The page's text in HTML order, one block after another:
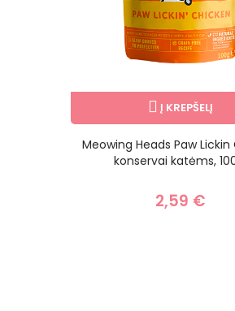
Į KREPŠELĮ
Meowing Heads Paw
konservai katėms,
2,59 €